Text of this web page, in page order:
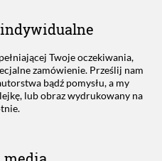
Twoje oczekiwania,
zamówienie. Prześlij nam
bądź pomysłu, a my
lub obraz wydrukowany na